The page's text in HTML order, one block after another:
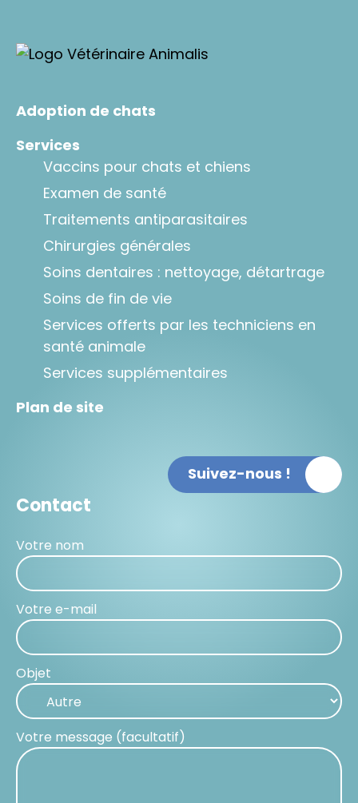
Adoption de chats
Services
Vaccins pour chats et chiens
Examen de santé
Traitements antiparasitaires
Chirurgies générales
Soins dentaires : nettoyage, détartrage
Soins de fin de vie
Services offerts par les techniciens en
santé animale
Services supplémentaires
Plan de site
Suivez-nous !
Contact
Votre nom
Votre e-mail
Objet
Votre message (facultatif)